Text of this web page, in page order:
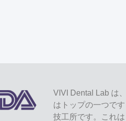
VIVI Dental Lab は
はトップの一つで
技工所です。これ